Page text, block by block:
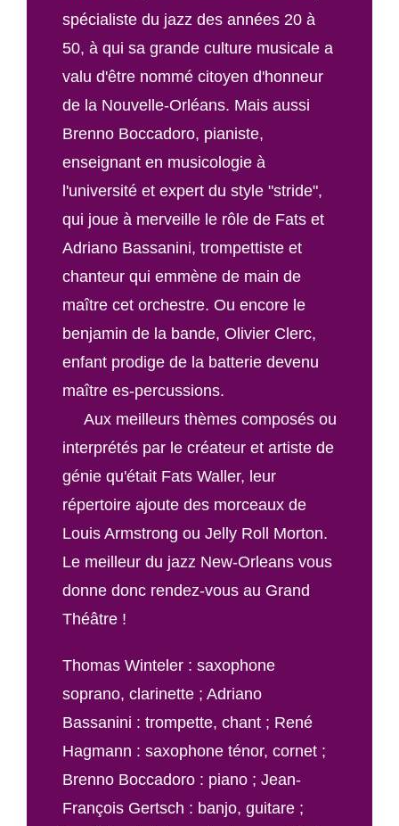
spécialiste du jazz des années 20 à
50, à qui sa grande culture musicale a
valu d'être nommé citoyen d'honneur
de la Nouvelle-Orléans. Mais aussi
Brenno Boccadoro, pianiste,
enseignant en musicologie à
l'université et expert du style "stride",
qui joue à merveille le rôle de Fats et
Adriano Bassanini, trompettiste et
chanteur qui emmène de main de
maître cet orchestre. Ou encore le
benjamin de la bande, Olivier Clerc,
enfant prodige de la batterie devenu
maître es-percussions.
Aux meilleurs thèmes composés ou
interprétés par le créateur et artiste de
génie qu'était Fats Waller, leur
répertoire ajoute des morceaux de
Louis Armstrong ou Jelly Roll Morton.
Le meilleur du jazz New-Orleans vous
donne donc rendez-vous au Grand
Théâtre !
Thomas Winteler : saxophone
soprano, clarinette ; Adriano
Bassanini : trompette, chant ; René
Hagmann : saxophone ténor, cornet ;
Brenno Boccadoro : piano ; Jean-
François Gertsch : banjo, guitare ;